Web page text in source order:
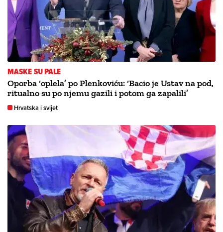
MASKE SU PALE
Oporba ‘oplela’ po Plenkoviću: ‘Bacio je Ustav na pod,
ritualno su po njemu gazili i potom ga zapalili’
Hrvatska i svijet